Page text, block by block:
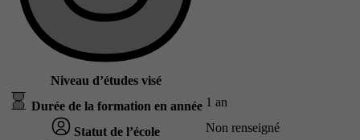
Niveau d’études visé
Durée de la formation en année 1 an
Statut de l’école Non renseigné